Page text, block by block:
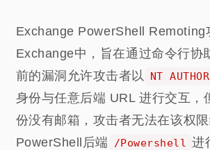
Exchange PowerShell Remoting
Exchange中，旨在通过命令行协
前的漏洞允许攻击者以
NT
身份与任意后端 URL 进行交互，
份没有邮箱，攻击者无法在该权
PowerShell后端
/Powershell 进